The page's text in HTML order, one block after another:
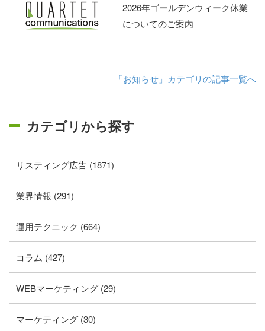
2026年ゴールデンウィーク休業
についてのご案内
「お知らせ」カテゴリの記事一覧へ
カテゴリから探す
リスティング広告 (1871)
業界情報 (291)
運用テクニック (664)
コラム (427)
WEBマーケティング (29)
マーケティング (30)